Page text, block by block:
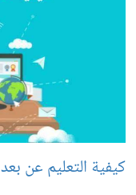
كيفية التعليم عن بعد